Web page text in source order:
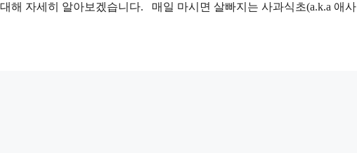
해 자세히 알아보겠습니다. 매일 마시면 살빠지는 사과식초(a.k.a 애사